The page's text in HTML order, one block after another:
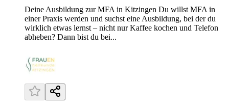
Deine Ausbildung zur MFA in Kitzingen Du willst MFA in
einer Praxis werden und suchst eine Ausbildung, bei der du
wirklich etwas lernst – nicht nur Kaffee kochen und Telefon
abheben? Dann bist du bei...